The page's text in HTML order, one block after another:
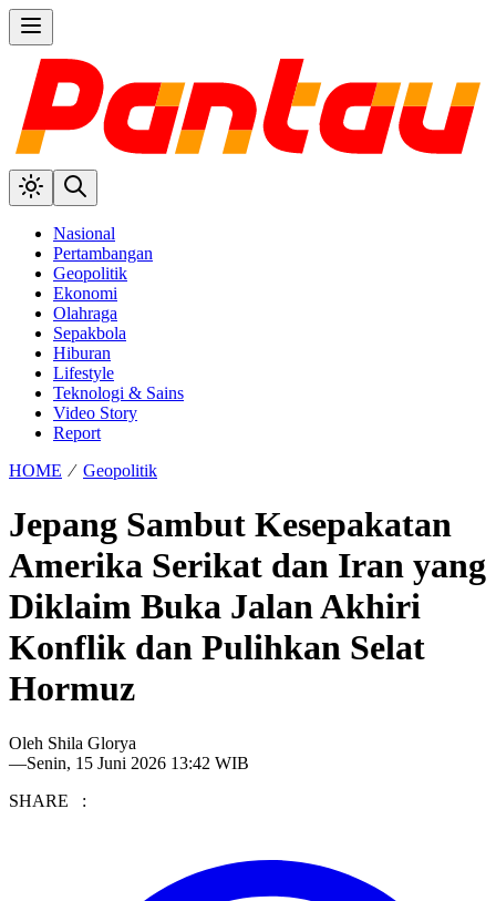
Nasional
Pertambangan
Geopolitik
Ekonomi
Olahraga
Sepakbola
Hiburan
Lifestyle
Teknologi & Sains
Video Story
Report
HOME ⁄ Geopolitik
Jepang Sambut Kesepakatan
Amerika Serikat dan Iran yang
Diklaim Buka Jalan Akhiri
Konflik dan Pulihkan Selat
Hormuz
Oleh Shila Glorya
—Senin, 15 Juni 2026 13:42 WIB
SHARE :